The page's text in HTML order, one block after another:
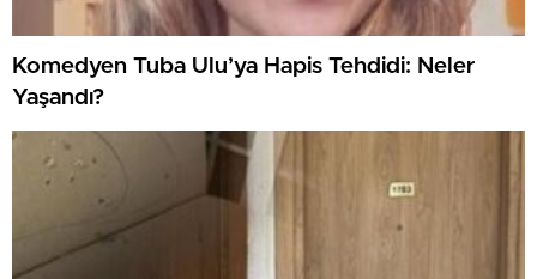
Komedyen Tuba Ulu’ya Hapis Tehdidi: Neler
Yaşandı?